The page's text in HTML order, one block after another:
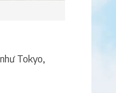
Tokyo,